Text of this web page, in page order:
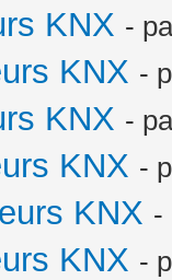
KNX -
KNX -
KNX -
KNX -
KNX -
KNX -